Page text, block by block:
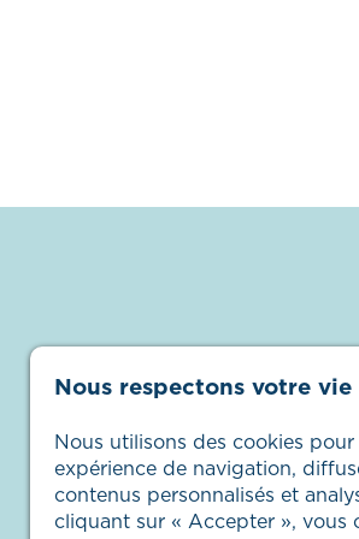
Nous respectons votre
Nous utilisons des cookies
expérience de navigation,
contenus personnalisés et
cliquant sur « Accepter », vous